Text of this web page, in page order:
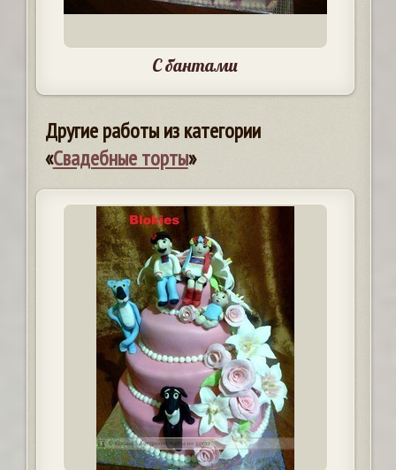
С бантами
Другие работы из категории
«Свадебные торты»